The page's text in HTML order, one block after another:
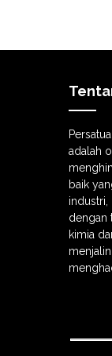
adalah
baik
industri,
dengan
kimia